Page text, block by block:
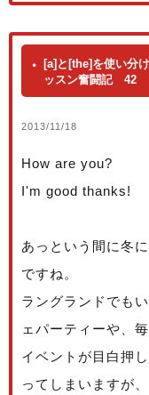
[a]と[the]を使い分
ッスン奮闘記 42
2013/11/18
How are you?
I'm good thanks!
あっという間に冬
ですね。
ラングランドでも
ェパーティーや、
イベントが目白押
ってしまいますが